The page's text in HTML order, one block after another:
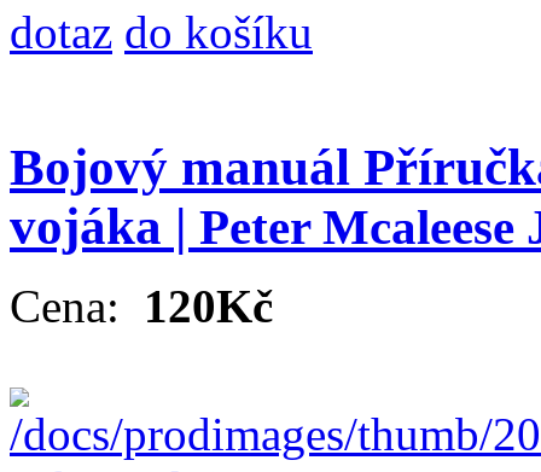
dotaz do košíku
Bojový manuál
vojáka | Peter
Cena: 120Kč